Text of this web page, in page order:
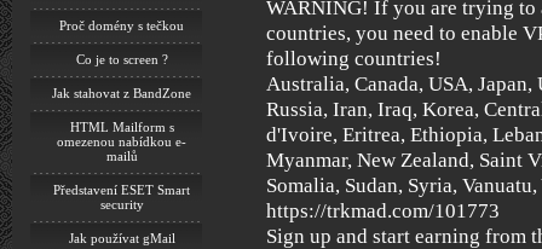
Proč domény s tečkou
Co je to screen ?
Jak stahovat z BandZone
HTML Mailform s
omezenou nabídkou e-
mailů
Představení ESET Smart
security
Jak používat gMail
WARNING! If you are trying to
countries, you need to enable
following countries!
Australia, Canada, USA,
Russia, Iran, Iraq, Korea,
d'Ivoire, Eritrea, Ethiopia,
Myanmar, New Zealand, Saint
Somalia, Sudan, Syria,
https://trkmad.com/101773
Sign up and start earning from